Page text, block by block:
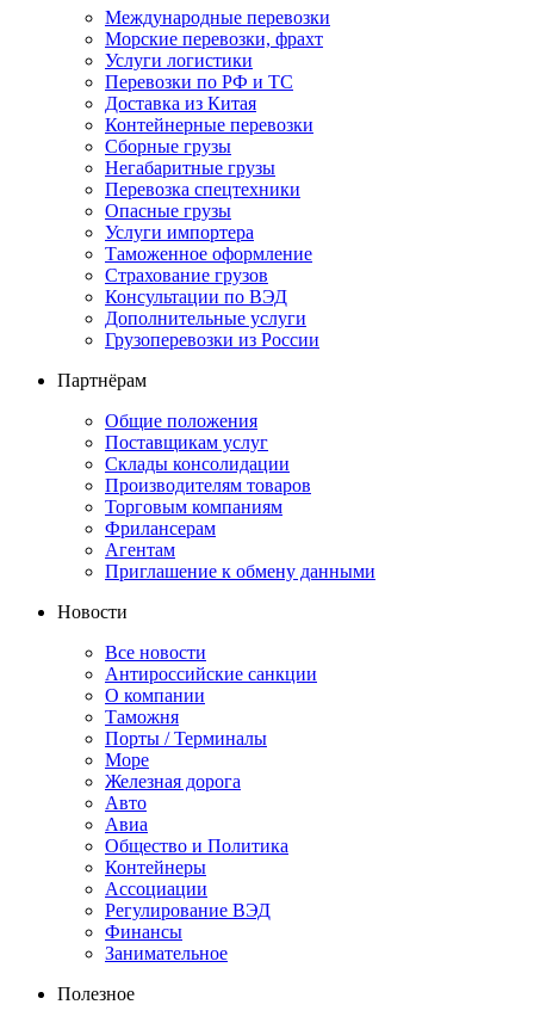
Международные перевозки
Морские перевозки, фрахт
Услуги логистики
Перевозки по РФ и ТС
Доставка из Китая
Контейнерные перевозки
Сборные грузы
Негабаритные грузы
Перевозка спецтехники
Опасные грузы
Услуги импортера
Таможенное оформление
Страхование грузов
Консультации по ВЭД
Дополнительные услуги
Грузоперевозки из России
Партнёрам
Общие положения
Поставщикам услуг
Склады консолидации
Производителям товаров
Торговым компаниям
Фрилансерам
Агентам
Приглашение к обмену данными
Новости
Все новости
Антироссийские санкции
О компании
Таможня
Порты / Терминалы
Море
Железная дорога
Авто
Авиа
Общество и Политика
Контейнеры
Ассоциации
Регулирование ВЭД
Финансы
Занимательное
Полезное